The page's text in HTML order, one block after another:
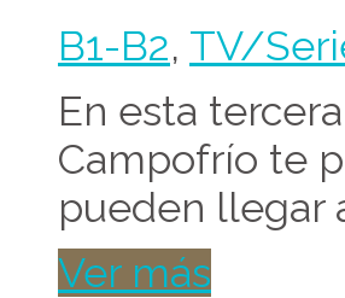
B1-B2, TV/
En esta
Campofrío te
pueden llegar
Ver más